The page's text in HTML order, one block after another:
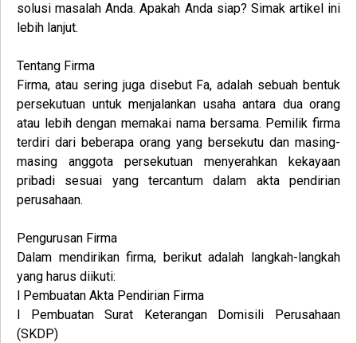
solusi masalah Anda. Apakah Anda siap? Simak artikel ini
lebih lanjut.
Tentang Firma
Firma, atau sering juga disebut Fa, adalah sebuah bentuk
persekutuan untuk menjalankan usaha antara dua orang
atau lebih dengan memakai nama bersama. Pemilik firma
terdiri dari beberapa orang yang bersekutu dan masing-
masing anggota persekutuan menyerahkan kekayaan
pribadi sesuai yang tercantum dalam akta pendirian
perusahaan.
Pengurusan Firma
Dalam mendirikan firma, berikut adalah langkah-langkah
yang harus diikuti:
l Pembuatan Akta Pendirian Firma
l Pembuatan Surat Keterangan Domisili Perusahaan
(SKDP)